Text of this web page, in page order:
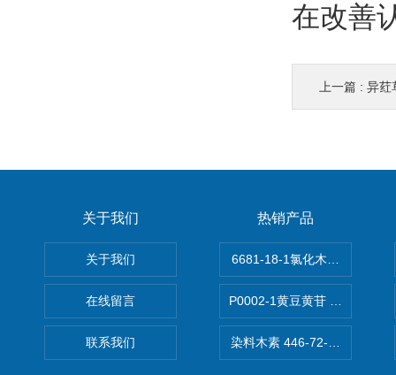
在改善
上一篇 : 异荭
关于我们
关于我们
在线留言
联系我们
热销产品
6681-18-1氯化木兰花碱
P0002-1黄豆黄苷 40246-10-
染料木素 446-72-0